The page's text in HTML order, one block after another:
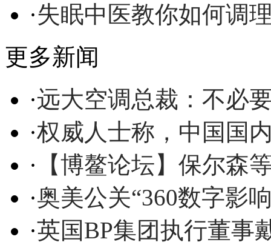
·失眠中医教你如何调
更多新闻
·远大空调总裁：不必
·权威人士称，中国国
· 【博鳌论坛】保尔森
·奥美公关“360数字影
·英国BP集团执行董事